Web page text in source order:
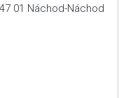
01 Náchod-Náchod